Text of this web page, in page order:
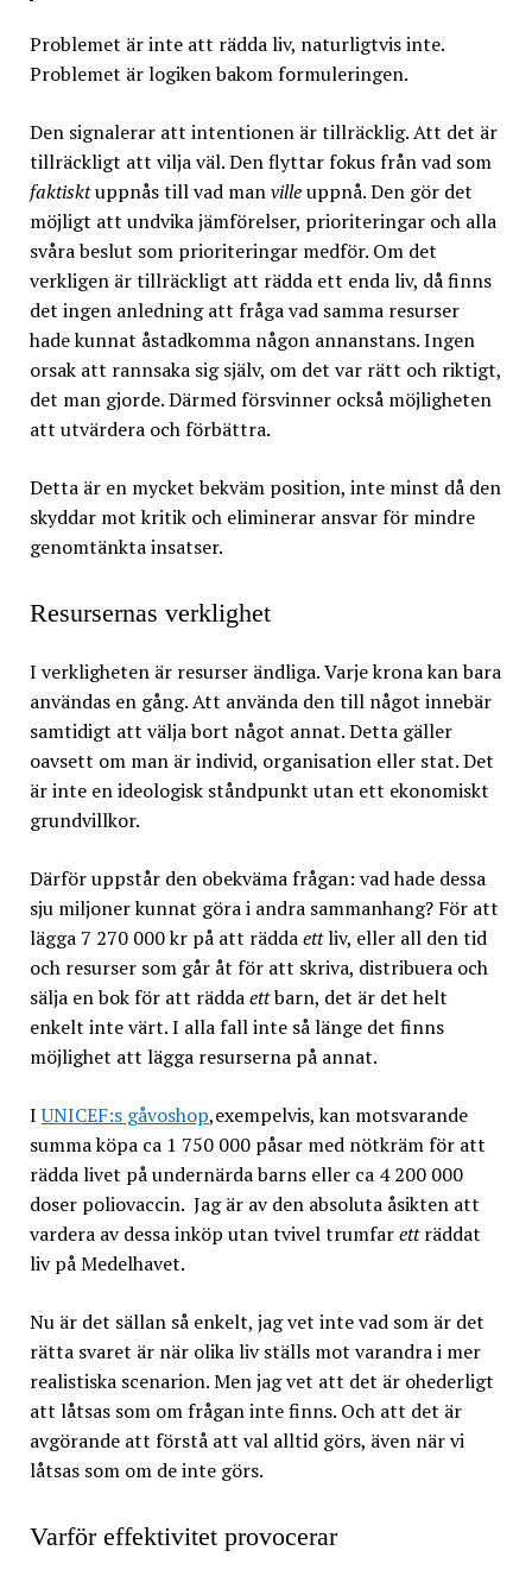
Problemet är inte att rädda liv, naturligtvis inte.
Problemet är logiken bakom formuleringen.
Den signalerar att intentionen är tillräcklig. Att det är
tillräckligt att vilja väl. Den flyttar fokus från vad som
faktisktuppnås till vad manvilleuppnå. Den gör det
möjligt att undvika jämförelser, prioriteringar och alla
svåra beslut som prioriteringar medför. Om det
verkligen är tillräckligt att rädda ett enda liv, då finns
det ingen anledning att fråga vad samma resurser
hade kunnat åstadkomma någon annanstans. Ingen
orsak att rannsaka sig själv, om det var rätt och riktigt,
det man gjorde. Därmed försvinner också möjligheten
att utvärdera och förbättra.
Detta är en mycket bekväm position, inte minst då den
skyddar mot kritik och eliminerar ansvar för mindre
genomtänkta insatser.
Resursernas verklighet
I verkligheten är resurser ändliga. Varje krona kan bara
användas en gång. Att använda den till något innebär
samtidigt att välja bort något annat. Detta gäller
oavsett om man är individ, organisation eller stat. Det
är inte en ideologisk ståndpunkt utan ett ekonomiskt
grundvillkor.
Därför uppstår den obekväma frågan: vad hade dessa
sju miljoner kunnat göra i andra sammanhang? För att
lägga 7 270 000 kr på att räddaettliv, eller all den tid
och resurser som går åt för att skriva, distribuera och
sälja en bok för att räddaettbarn, det är det helt
enkelt inte värt. I alla fall inte så länge det finns
möjlighet att lägga resurserna på annat.
IUNICEF:s gåvoshop,exempelvis, kan motsvarande
summa köpa ca 1 750 000 påsar med nötkräm för att
rädda livet på undernärda barns eller ca 4 200 000
doser poliovaccin. Jag är av den absoluta åsikten att
vardera av dessa inköp utan tvivel trumfaretträddat
liv på Medelhavet.
Nu är det sällan så enkelt, jag vet inte vad som är det
rätta svaret är när olika liv ställs mot varandra i mer
realistiska scenarion. Men jag vet att det är ohederligt
att låtsas som om frågan inte finns. Och att det är
avgörande att förstå att val alltid görs, även när vi
låtsas som om de inte görs.
Varför effektivitet provocerar